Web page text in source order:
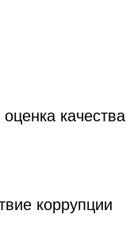
качества
коррупции